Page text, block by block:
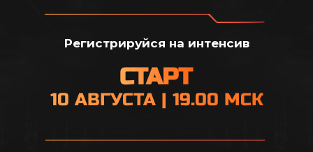
Регистрируйся на интенсив
10 АВГУСТА | 19.00 МСК
СТАРТ